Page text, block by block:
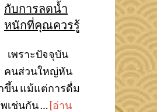
กับการลดน้ำ
หนักที่คุณควรรู้
เพราะปัจจุบัน
คนส่วนใหญ่หัน
ขึ้น แม้แต่การดื่ม
เช่นกัน …[อ่าน